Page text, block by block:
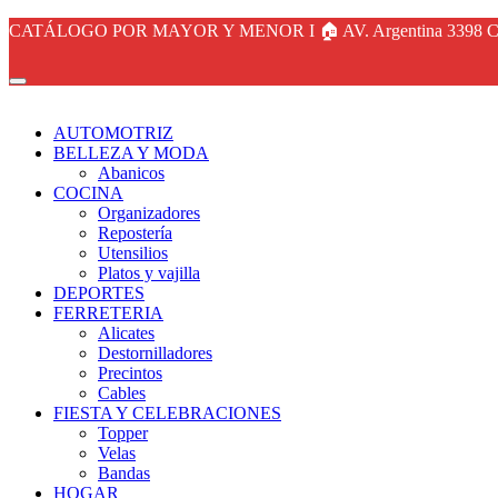
CATÁLOGO POR MAYOR Y MENOR I 🏠 AV. Argentina 3398
AUTOMOTRIZ
BELLEZA Y MODA
Abanicos
COCINA
Organizadores
Repostería
Utensilios
Platos y vajilla
DEPORTES
FERRETERIA
Alicates
Destornilladores
Precintos
Cables
FIESTA Y CELEBRACIONES
Topper
Velas
Bandas
HOGAR